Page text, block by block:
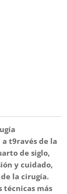
t9ravés de la
de siglo,
y cuidado,
la cirugía.
técnicas más